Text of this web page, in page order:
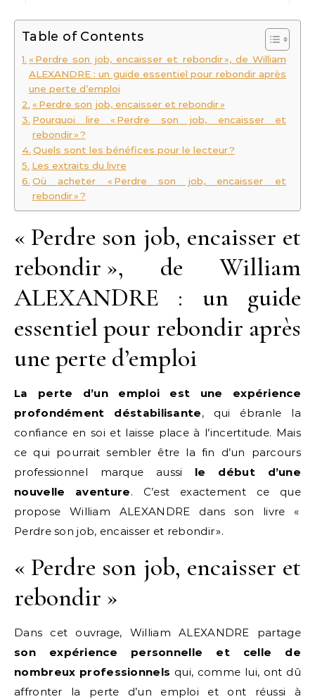
Table of Contents
« Perdre son job, encaisser et rebondir », de William
ALEXANDRE : un guide essentiel pour rebondir après
une perte d’emploi
« Perdre son job, encaisser et rebondir »
Pourquoi lire « Perdre son job, encaisser et
rebondir » ?
Quels sont les bénéfices pour le lecteur ?
Les extraits du livre
Où acheter « Perdre son job, encaisser et
rebondir » ?
« Perdre son job, encaisser et
rebondir », de William
ALEXANDRE : un guide
essentiel pour rebondir après
une perte d’emploi
La perte d’un emploi est une expérience
profondément déstabilisante, qui ébranle la
confiance en soi et laisse place à l’incertitude. Mais
ce qui pourrait sembler être la fin d’un parcours
professionnel marque aussi le début d’une
nouvelle aventure. C’est exactement ce que
propose William ALEXANDRE dans son livre «
Perdre son job, encaisser et rebondir ».
« Perdre son job, encaisser et
rebondir »
Dans cet ouvrage, William ALEXANDRE partage
son expérience personnelle et celle de
nombreux professionnels qui, comme lui, ont dû
affronter la perte d’un emploi et ont réussi à